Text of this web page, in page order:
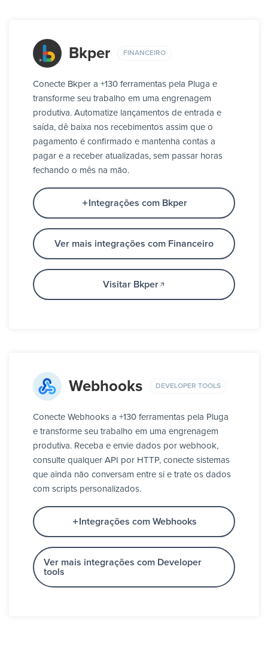
Bkper FINANCEIRO
Conecte Bkper a +130 ferramentas pela Pluga e
transforme seu trabalho em uma engrenagem
produtiva. Automatize lançamentos de entrada e
saída, dê baixa nos recebimentos assim que o
pagamento é confirmado e mantenha contas a
pagar e a receber atualizadas, sem passar horas
fechando o mês na mão.
Integrações com Bkper
Ver mais integrações com Financeiro
Visitar Bkper
Webhooks DEVELOPER TOOLS
Conecte Webhooks a +130 ferramentas pela Pluga
e transforme seu trabalho em uma engrenagem
produtiva. Receba e envie dados por webhook,
consulte qualquer API por HTTP, conecte sistemas
que ainda não conversam entre si e trate os dados
com scripts personalizados.
Integrações com Webhooks
Ver mais integrações com Developer
tools